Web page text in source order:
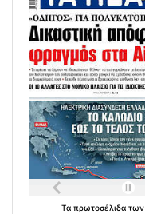
Τα πρωτοσέλιδα των